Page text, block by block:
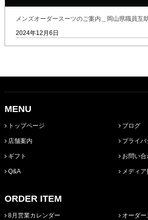
メンズオーダースーツのご案内＿岡山県職員
2024年12月6日
MENU
トップページ
店舗案内
ギフト
Q&A
ブログ
プライ
お問い合
メディ
ORDER ITEM
8月営業カレンダー オーダ